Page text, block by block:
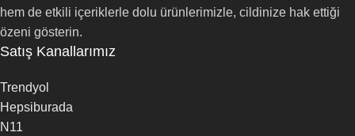
hem de etkili içeriklerle dolu ürünlerimizle, cildinize hak ettiği
özeni gösterin.
Satış Kanallarımız
Trendyol
Hepsiburada
N11